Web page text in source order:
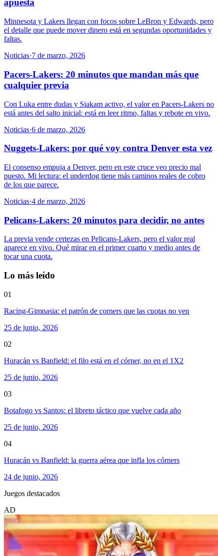
apuesta
Minnesota y Lakers llegan con focos sobre LeBron y Edwards, pero
el detalle que puede mover dinero está en segundas oportunidades y
faltas.
Noticias·7 de marzo, 2026
Pacers-Lakers: 20 minutos que mandan más que
cualquier previa
Con Luka entre dudas y Siakam activo, el valor en Pacers-Lakers no
está antes del salto inicial: está en leer ritmo, faltas y rebote en vivo.
Noticias·6 de marzo, 2026
Nuggets-Lakers: por qué voy contra Denver esta vez
El consenso empuja a Denver, pero en este cruce veo precio mal
puesto. Mi lectura: el underdog tiene más caminos reales de cobro
de los que parece.
Noticias·4 de marzo, 2026
Pelicans-Lakers: 20 minutos para decidir, no antes
La previa vende certezas en Pelicans-Lakers, pero el valor real
aparece en vivo. Qué mirar en el primer cuarto y medio antes de
tocar una cuota.
Lo más leído
01
Racing-Gimnasia: el patrón de corners que las cuotas no ven
25 de junio, 2026
02
Huracán vs Banfield: el filo está en el córner, no en el 1X2
25 de junio, 2026
03
Botafogo vs Santos: el libreto táctico que vuelve cada año
25 de junio, 2026
04
Huracán vs Banfield: la guerra aérea que infla los córners
24 de junio, 2026
Juegos destacados
AD